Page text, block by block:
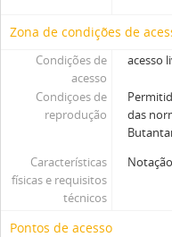
Zona de condições de
Condições de
acesso
acesso
Condiçoes de
reprodução
das
Características
físicas e requisitos
técnicos
Pontos de acesso